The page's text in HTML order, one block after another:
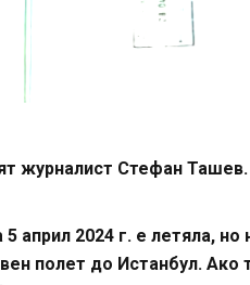
журналист Стефан
април 2024 г. е летяла, но
полет до Истанбул. Ако